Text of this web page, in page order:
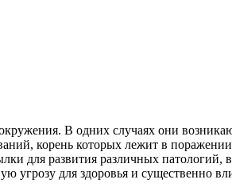
В одних случаях они
корень которых лежит в
для развития различных патологий, в
угрозу для здоровья и существенно